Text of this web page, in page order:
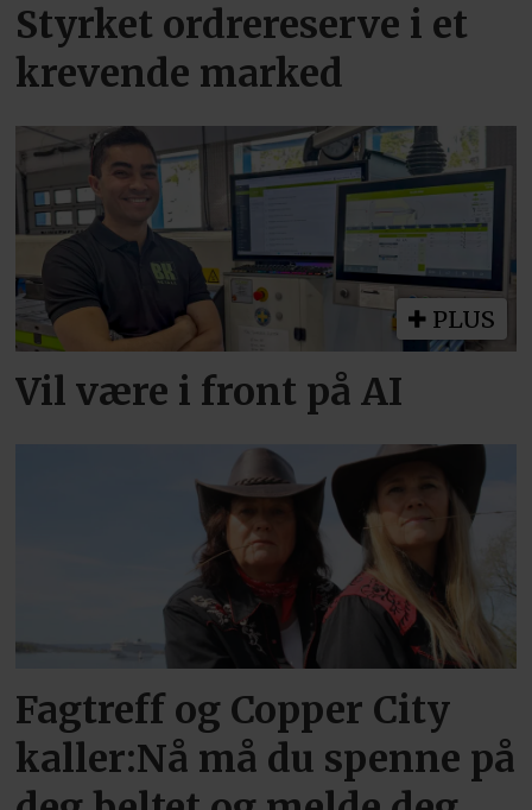
Styrket ordrereserve i et
krevende marked
PLUS
Vil være i front på AI
Fagtreff og Copper City
kaller:Nå må du spenne på